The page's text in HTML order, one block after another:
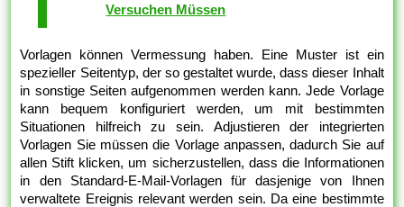
Versuchen Müssen
Vorlagen können Vermessung haben. Eine Muster ist ein
spezieller Seitentyp, der so gestaltet wurde, dass dieser Inhalt
in sonstige Seiten aufgenommen werden kann. Jede Vorlage
kann bequem konfiguriert werden, um mit bestimmten
Situationen hilfreich zu sein. Adjustieren der integrierten
Vorlagen Sie müssen die Vorlage anpassen, dadurch Sie auf
allen Stift klicken, um sicherzustellen, dass die Informationen
in den Standard-E-Mail-Vorlagen für dasjenige von Ihnen
verwaltete Ereignis relevant werden sein. Da eine bestimmte